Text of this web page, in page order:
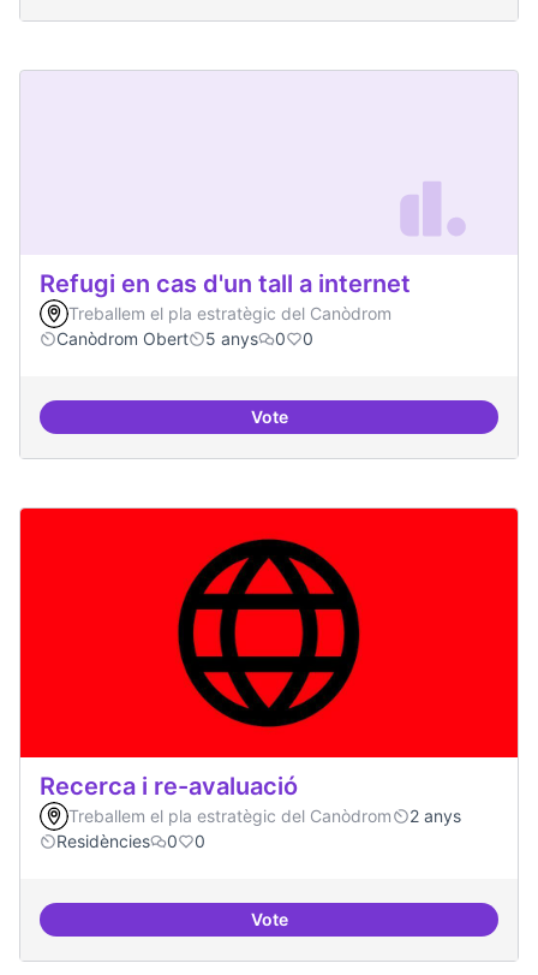
Refugi en cas d'un tall a internet
Treballem el pla estratègic del Canòdrom
Canòdrom Obert
5 anys 0 0
VoteRefugi en cas d'un tall a internet
Recerca i re-avaluació
Treballem el pla estratègic del Canòdrom
2 anys
Residències
0 0
VoteRecerca i re-avaluació